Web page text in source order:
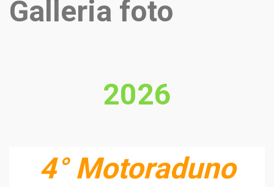
Galleria foto
2026
4° Motoraduno